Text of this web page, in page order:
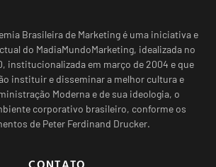
Brasileira de Marketing é uma iniciativa e
do MadiaMundoMarketing, idealizada no
institucionalizada em março de 2004 e que
instituir e disseminar a melhor cultura e
Moderna e de sua ideologia, o
corporativo brasileiro, conforme os
de Peter Ferdinand Drucker.